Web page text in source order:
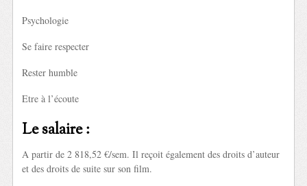
Psychologie
Se faire respecter
Rester humble
Etre à l’écoute
Le salaire :
A partir de 2 818,52 €/sem. Il reçoit également des droits d’auteur
et des droits de suite sur son film.